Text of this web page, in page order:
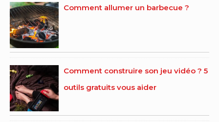
Comment allumer un barbecue ?
Comment construire son jeu vidéo ? 5
outils gratuits vous aider